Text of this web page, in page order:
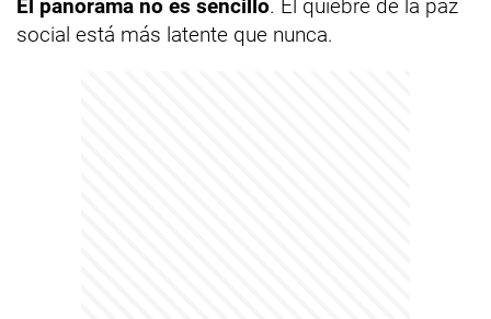
El panorama no es sencillo. El quiebre de la paz
social está más latente que nunca.